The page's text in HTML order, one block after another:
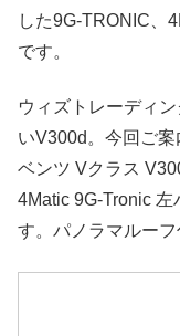
した9G-TRONIC、
です。
ウィズトレーディ
いV300d。今回ご
ベンツ Vクラス
4Matic 9G-Tronic
す。パノラマルーフ